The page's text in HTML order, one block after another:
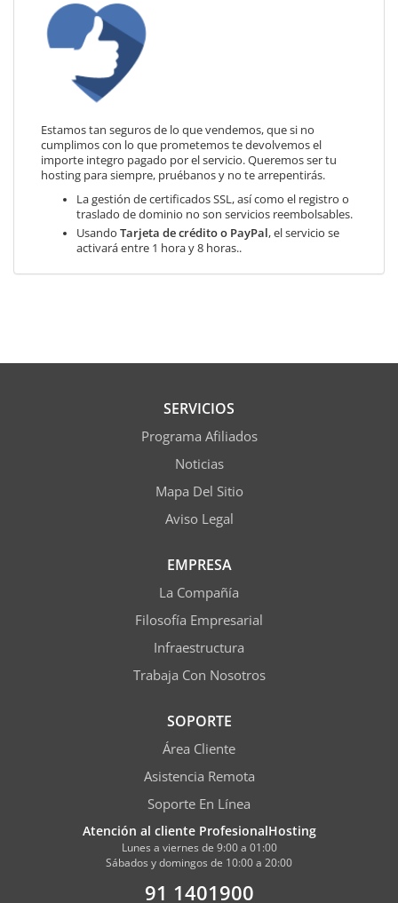
Estamos tan seguros de lo que vendemos, que si no
cumplimos con lo que prometemos te devolvemos el
importe integro pagado por el servicio. Queremos ser tu
hosting para siempre, pruébanos y no te arrepentirás.
La gestión de certificados SSL, así como el registro o
traslado de dominio no son servicios reembolsables.
Usando Tarjeta de crédito o PayPal, el servicio se
activará entre 1 hora y 8 horas..
SERVICIOS
Programa Afiliados
Noticias
Mapa Del Sitio
Aviso Legal
EMPRESA
La Compañía
Filosofía Empresarial
Infraestructura
Trabaja Con Nosotros
SOPORTE
Área Cliente
Asistencia Remota
Soporte En Línea
Atención al cliente ProfesionalHosting
Lunes a viernes de 9:00 a 01:00
Sábados y domingos de 10:00 a 20:00
91 1401900